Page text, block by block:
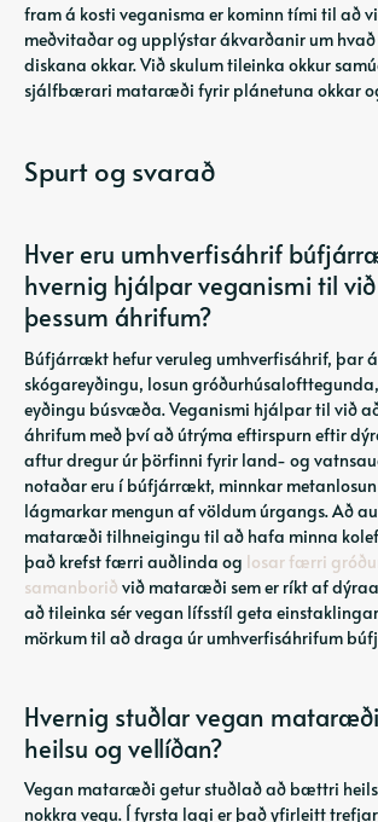
fram á kosti veganisma er kominn tími til að
meðvitaðar og upplýstar ákvarðanir um hvað
diskana okkar. Við skulum tileinka okkur
sjálfbærari mataræði fyrir plánetuna okkar
Spurt og svarað
Hver eru umhverfisáhrif
hvernig hjálpar veganismi til
þessum áhrifum?
Búfjárrækt hefur veruleg umhverfisáhrif, þar
skógareyðingu, losun
eyðingu búsvæða. Veganismi hjálpar til við
áhrifum með því að útrýma eftirspurn eftir
aftur dregur úr þörfinni fyrir land- og
notaðar eru í búfjárrækt, minnkar
lágmarkar mengun af völdum úrgangs. Að
mataræði tilhneigingu til að hafa minna
það krefst færri auðlinda og losar færri
samanborið við mataræði sem er ríkt af
að tileinka sér vegan lífsstíl geta
mörkum til að draga úr umhverfisáhrifum
Hvernig stuðlar vegan
heilsu og vellíðan?
Vegan mataræði getur stuðlað að bættri
nokkra vegu. Í fyrsta lagi er það yfirleitt